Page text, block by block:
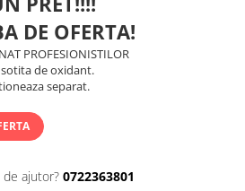
DE OFERTA!
PROFESIONISTILOR
de oxidant.
separat.
de ajutor? 0722363801